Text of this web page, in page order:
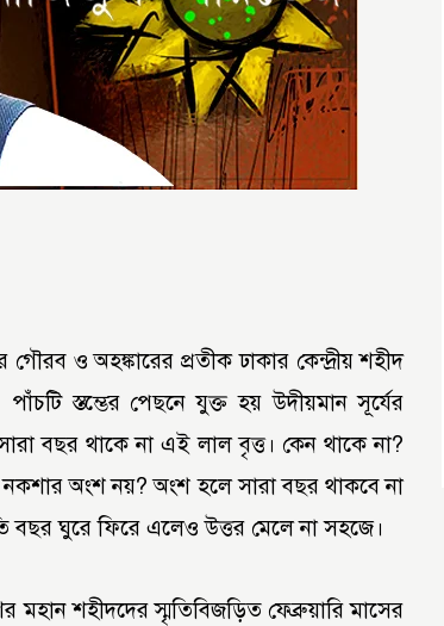
গৌরব ও অহঙ্কারের প্রতীক ঢাকার কেন্দ্রীয় শহীদ
স্তম্ভের পেছনে যুক্ত হয় উদীয়মান সূর্যের
বছর থাকে না এই লাল বৃত্ত। কেন থাকে না?
নকশার অংশ নয়? অংশ হলে সারা বছর থাকবে না
বছর ঘুরে ফিরে এলেও উত্তর মেলে না সহজে।
শহীদদের স্মৃতিবিজড়িত ফেব্রুয়ারি মাসের